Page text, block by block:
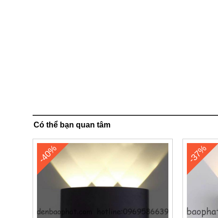
Có thể bạn quan tâm
-40% -37%